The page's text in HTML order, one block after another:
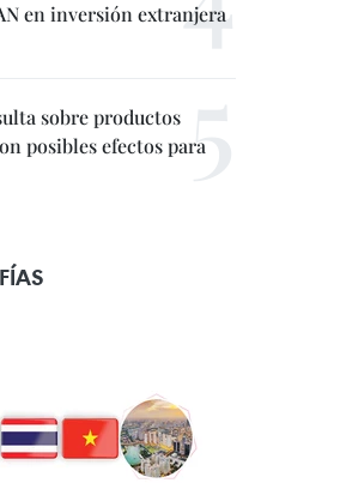
en inversión extranjera
sobre productos
posibles efectos para